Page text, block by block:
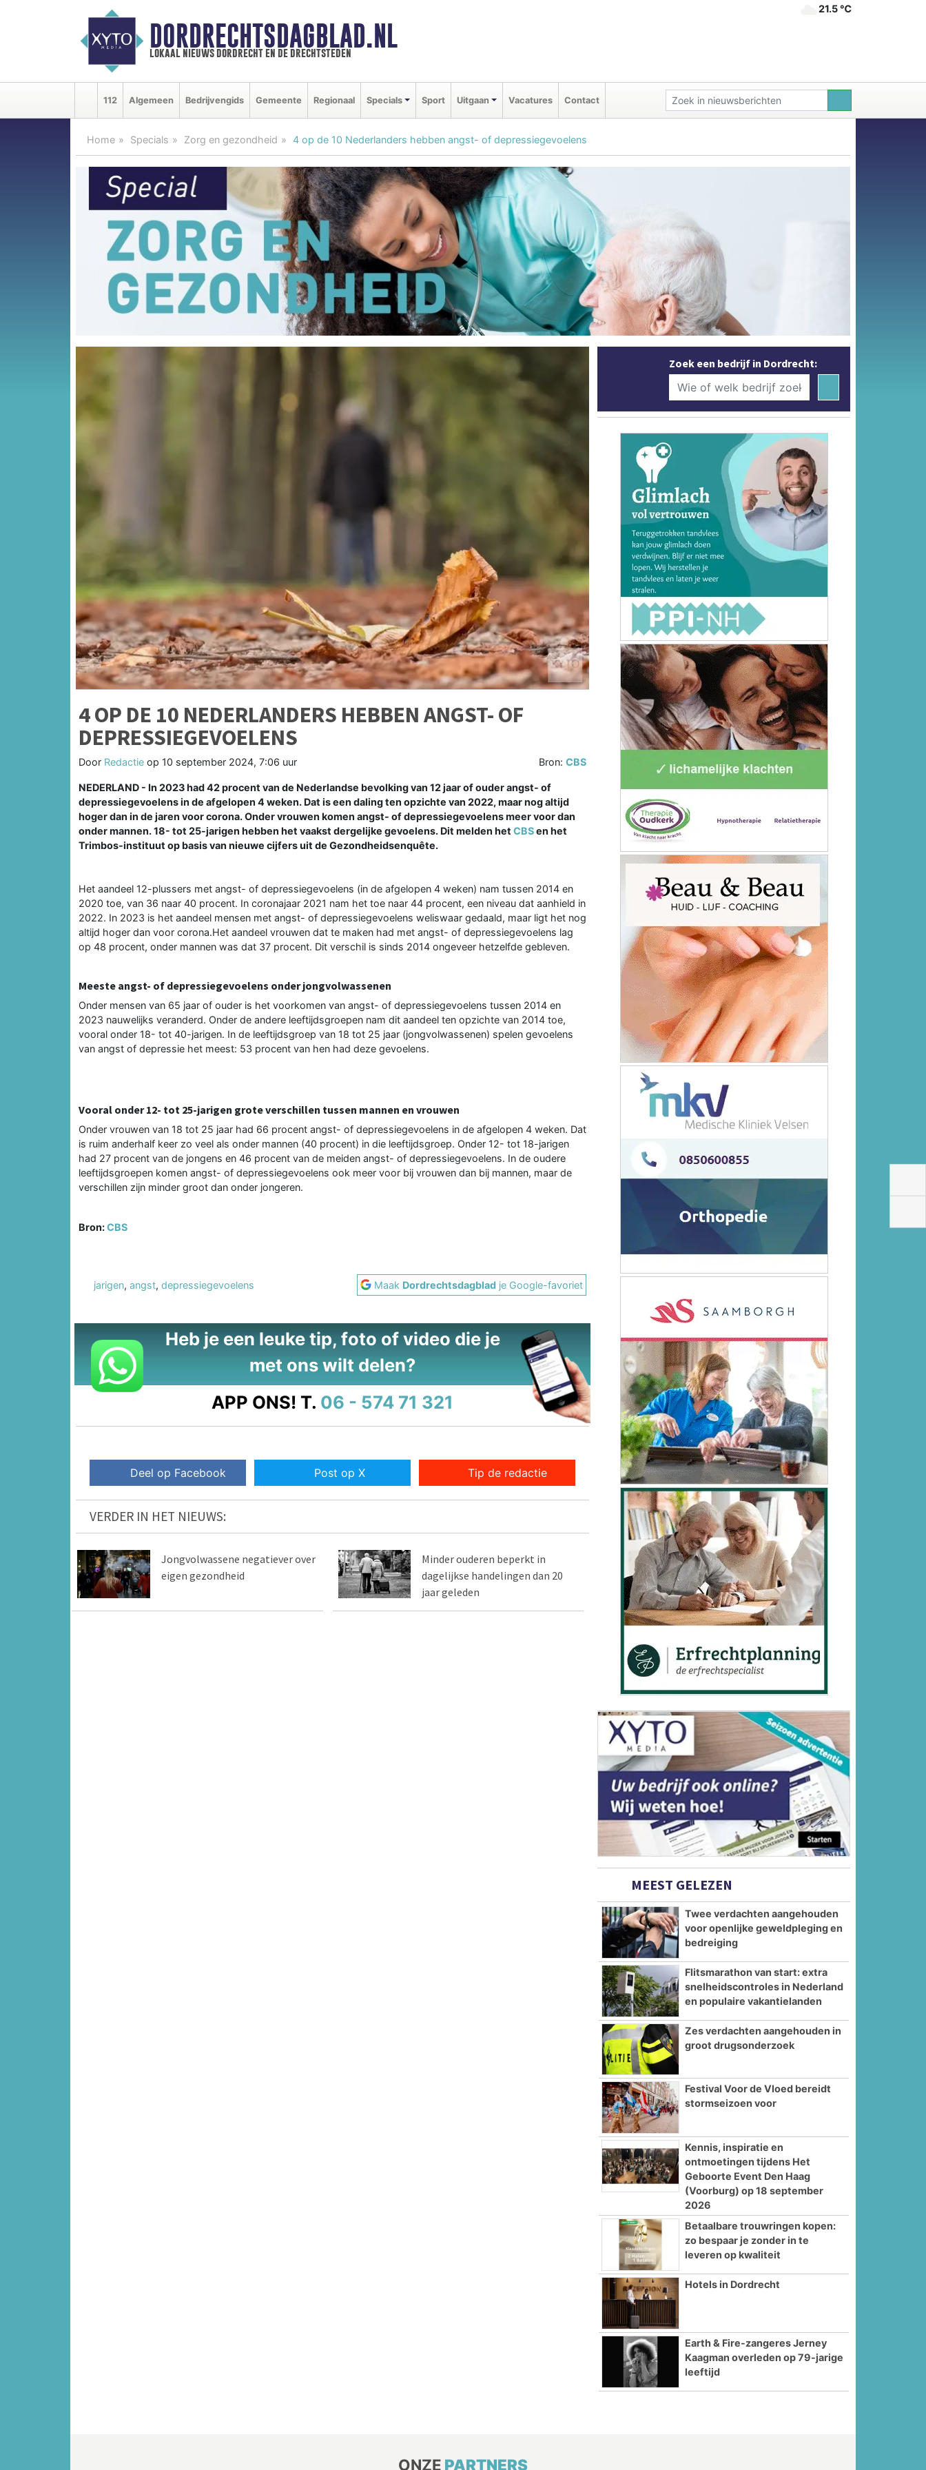
DORDRECHTSDAGBLAD.NL
lokaal nieuws dordrecht en de drechtsteden
21.5 ℃
112 Algemeen Bedrijvengids Gemeente Regionaal Specials Sport Uitgaan Vacatures Contact
Home Specials Zorg en gezondheid 4 op de 10 Nederlanders hebben angst- of depressiegevoelens
4 OP DE 10 NEDERLANDERS HEBBEN ANGST- OF
DEPRESSIEGEVOELENS
Door Redactie op 10 september 2024, 7:06 uur Bron:CBS
NEDERLAND - In 2023 had 42 procent van de Nederlandse bevolking van 12 jaar of ouder angst- of
depressiegevoelens in de afgelopen 4 weken. Dat is een daling ten opzichte van 2022, maar nog altijd
hoger dan in de jaren voor corona. Onder vrouwen komen angst- of depressiegevoelens meer voor dan
onder mannen. 18- tot 25-jarigen hebben het vaakst dergelijke gevoelens. Dit melden het CBSen het
Trimbos-instituut op basis van nieuwe cijfers uit de Gezondheidsenquête.
Het aandeel 12-plussers met angst- of depressiegevoelens (in de afgelopen 4 weken) nam tussen 2014 en
2020 toe, van 36 naar 40 procent. In coronajaar 2021 nam het toe naar 44 procent, een niveau dat aanhield in
2022. In 2023 is het aandeel mensen met angst- of depressiegevoelens weliswaar gedaald, maar ligt het nog
altijd hoger dan voor corona.Het aandeel vrouwen dat te maken had met angst- of depressiegevoelens lag
op 48 procent, onder mannen was dat 37 procent. Dit verschil is sinds 2014 ongeveer hetzelfde gebleven.
Meeste angst- of depressiegevoelens onder jongvolwassenen
Onder mensen van 65 jaar of ouder is het voorkomen van angst- of depressiegevoelens tussen 2014 en
2023 nauwelijks veranderd. Onder de andere leeftijdsgroepen nam dit aandeel ten opzichte van 2014 toe,
vooral onder 18- tot 40-jarigen. In de leeftijdsgroep van 18 tot 25 jaar (jongvolwassenen) spelen gevoelens
van angst of depressie het meest: 53 procent van hen had deze gevoelens.
Vooral onder 12- tot 25-jarigen grote verschillen tussen mannen en vrouwen
Onder vrouwen van 18 tot 25 jaar had 66 procent angst- of depressiegevoelens in de afgelopen 4 weken. Dat
is ruim anderhalf keer zo veel als onder mannen (40 procent) in die leeftijdsgroep. Onder 12- tot 18-jarigen
had 27 procent van de jongens en 46 procent van de meiden angst- of depressiegevoelens. In de oudere
leeftijdsgroepen komen angst- of depressiegevoelens ook meer voor bij vrouwen dan bij mannen, maar de
verschillen zijn minder groot dan onder jongeren.
Bron:CBS
jarigen, angst, depressiegevoelens Maak Dordrechtsdagblad je Google-favoriet
Heb je een leuke tip, foto of video die je
met ons wilt delen?
APP ONS! T. 06 - 574 71 321
Deel op Facebook Post op X Tip de redactie
VERDER IN HET NIEUWS:
Jongvolwassene negatiever over
eigen gezondheid
Minder ouderen beperkt in
dagelijkse handelingen dan 20
jaar geleden
Zoek een bedrijf in Dordrecht:
MEEST GELEZEN
Twee verdachten aangehouden
voor openlijke geweldpleging en
bedreiging
Flitsmarathon van start: extra
snelheidscontroles in Nederland
en populaire vakantielanden
Zes verdachten aangehouden in
groot drugsonderzoek
Festival Voor de Vloed bereidt
stormseizoen voor
Kennis, inspiratie en
ontmoetingen tijdens Het
Geboorte Event Den Haag
(Voorburg) op 18 september
2026
Betaalbare trouwringen kopen:
zo bespaar je zonder in te
leveren op kwaliteit
Hotels in Dordrecht
Earth & Fire-zangeres Jerney
Kaagman overleden op 79-jarige
leeftijd
ONZE PARTNERS